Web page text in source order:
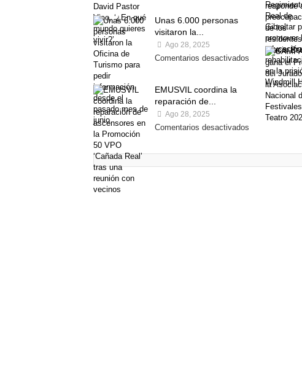
Unas 6.000 personas
visitaron la...
Ago 28, 2025
Comentarios desactivados
EMUSVIL coordina la
reparación de...
Ago 28, 2025
Comentarios desactivados